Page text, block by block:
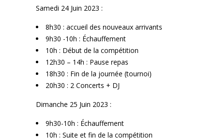
Samedi 24 Juin 2023 :
8h30 : accueil des nouveaux arrivants
9h30 -10h : Échauffement
10h : Début de la compétition
12h30 – 14h : Pause repas
18h30 : Fin de la journée (tournoi)
20h30 : 2 Concerts + DJ
Dimanche 25 Juin 2023 :
9h30-10h : Échauffement
10h : Suite et fin de la compétition